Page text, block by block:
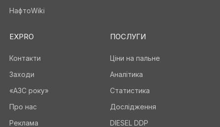
НафтоWiki
EXPRO
Контакти
Заходи
«АЗС року»
Про нас
Реклама
ПОСЛУГИ
Ціни на пальне
Аналітика
Статистика
Дослідження
DIESEL DDP